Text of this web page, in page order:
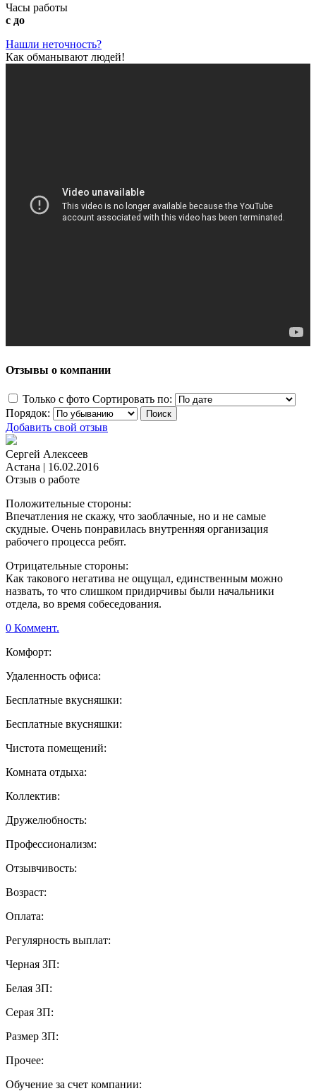
Часы работы
с до
Нашли неточность?
Как обманывают людей!
Отзывы о компании
Только с фото Сортировать по:
Порядок:
Добавить свой отзыв
Сергей Алексеев
Астана | 16.02.2016
Отзыв о работе
Положительные стороны:
Впечатления не скажу, что заоблачные, но и не самые
скудные. Очень понравилась внутренняя организация
рабочего процесса ребят.
Отрицательные стороны:
Как такового негатива не ощущал, единственным можно
назвать, то что слишком придирчивы были начальники
отдела, во время собеседования.
0 Коммент.
Комфорт:
Удаленность офиса:
Бесплатные вкусняшки:
Бесплатные вкусняшки:
Чистота помещений:
Комната отдыха:
Коллектив:
Дружелюбность:
Профессионализм:
Отзывчивость:
Возраст:
Оплата:
Регулярность выплат:
Черная ЗП:
Белая ЗП:
Серая ЗП:
Размер ЗП:
Прочее:
Обучение за счет компании: